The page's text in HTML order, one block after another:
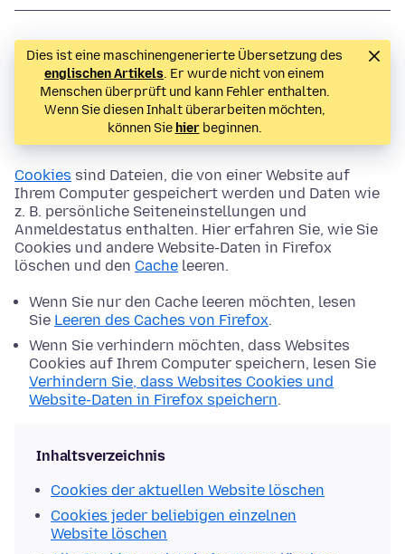
Dies ist eine maschinengenerierte Übersetzung des
englischen Artikels. Er wurde nicht von einem
Menschen überprüft und kann Fehler enthalten.
Wenn Sie diesen Inhalt überarbeiten möchten,
können Sie hierbeginnen.
Cookies sind Dateien, die von einer Website auf
Ihrem Computer gespeichert werden und Daten wie
z. B. persönliche Seiteneinstellungen und
Anmeldestatus enthalten. Hier erfahren Sie, wie Sie
Cookies und andere Website-Daten in Firefox
löschen und den Cache leeren.
Wenn Sie nur den Cache leeren möchten, lesen
Sie Leeren des Caches von Firefox.
Wenn Sie verhindern möchten, dass Websites
Cookies auf Ihrem Computer speichern, lesen Sie
Verhindern Sie, dass Websites Cookies und
Website-Daten in Firefox speichern.
Inhaltsverzeichnis
Cookies der aktuellen Website löschen
Cookies jeder beliebigen einzelnen
Website löschen